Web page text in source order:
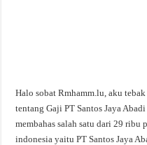
Halo sobat Rmhamm.lu, aku
tentang Gaji PT Santos Jaya
membahas salah satu dari 29 ribu
indonesia yaitu PT Santos Jaya